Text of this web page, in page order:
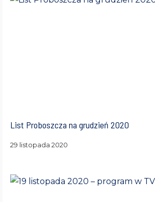
List Proboszcza na grudzień 2020
29 listopada 2020